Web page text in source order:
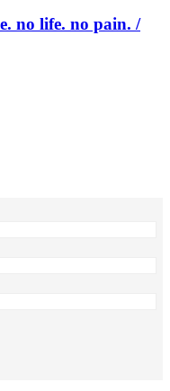
no life. no pain. /